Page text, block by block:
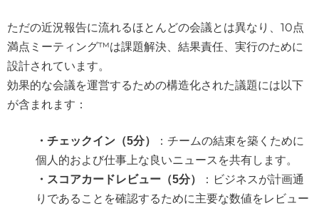
ただの近況報告に流れるほとんどの会議とは異なり、10点
満点ミーティング™は課題解決、結果責任、実行のために
設計されています。
効果的な会議を運営するための構造化された議題には以下
が含まれます：
・チェックイン（5分）
：チームの結束を築くために
個人的および仕事上な良いニュースを共有します。
・スコアカードレビュー（5分）
：ビジネスが計画通
りであることを確認するために主要な数値をレビュー